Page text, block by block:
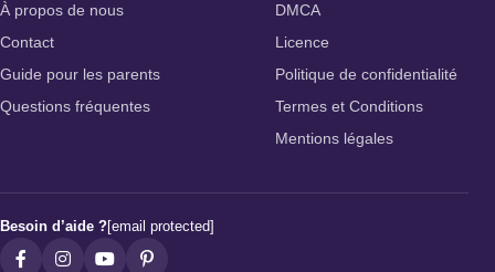
À propos de nous
Contact
Guide pour les parents
Questions fréquentes
DMCA
Licence
Politique de confidentialité
Termes et Conditions
Mentions légales
Besoin d’aide ?[email protected]